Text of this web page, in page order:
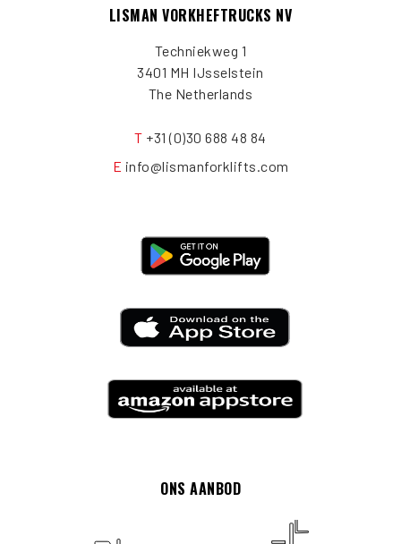
LISMAN VORKHEFTRUCKS NV
Techniekweg 1
3401 MH IJsselstein
The Netherlands
T +31 (0)30 688 48 84
E info@lismanforklifts.com
ONS AANBOD